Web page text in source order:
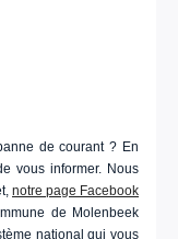
de courant ? En
vous informer. Nous
notre page Facebook
de Molenbeek
national qui vous